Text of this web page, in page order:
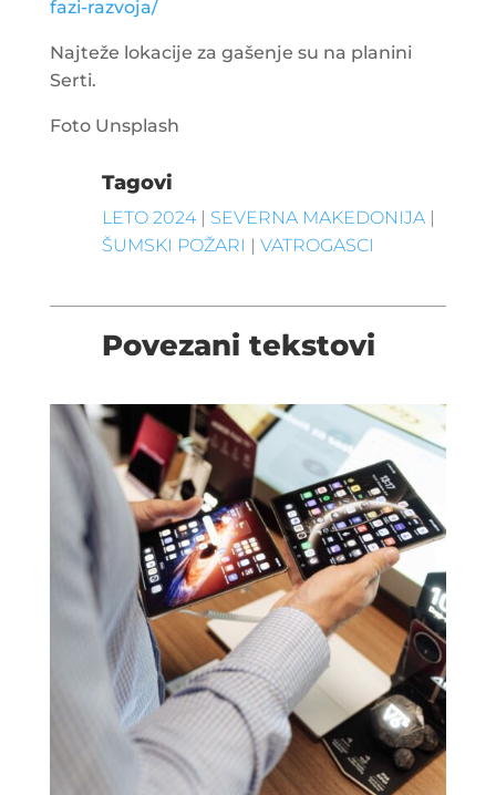
fazi-razvoja/
Najteže lokacije za gašenje su na planini
Serti.
Foto Unsplash
Tagovi
LETO 2024| SEVERNA MAKEDONIJA|
ŠUMSKI POŽARI
VATROGASCI
Povezani tekstovi